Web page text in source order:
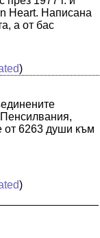
Heart. Написана
а от бас
)
от 6263 души към
)